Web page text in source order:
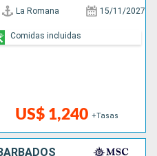
La Romana 15/11/2027
US$ 1,240 +Tasas
Comidas incluidas